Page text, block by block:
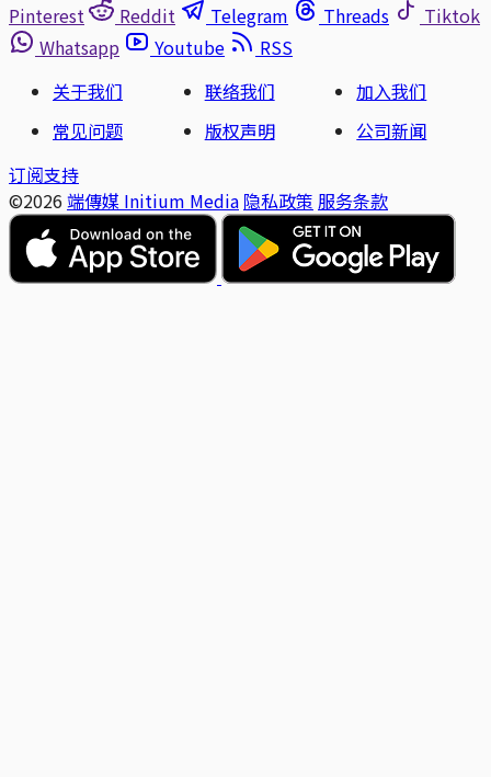
Pinterest
Reddit Telegram Threads
Tiktok
Whatsapp
Youtube
RSS
关于我们
联络我们
加入我们
常见问题
版权声明
公司新闻
订阅支持
©2026 端傳媒 Initium Media 隐私政策 服务条款